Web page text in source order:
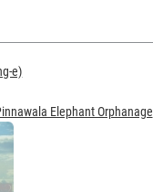
e)
Elephant Orphanage